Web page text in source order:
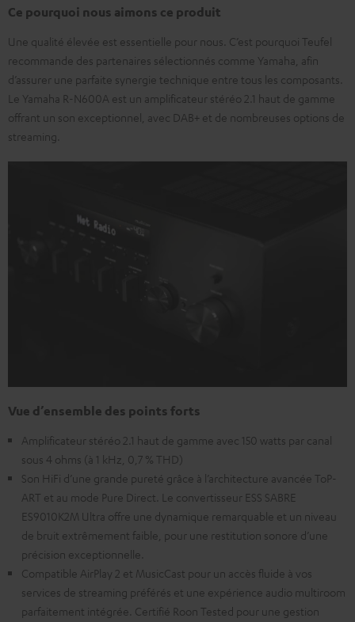
Ce pourquoi nous aimons ce produit
Une qualité élevée est essentielle pour nous. C’est pourquoi Teufel
recommande des partenaires sélectionnés comme Yamaha, afin
d’assurer une parfaite synergie technique entre tous les composants.
Le Yamaha R-N600A est un amplificateur stéréo 2.1 haut de gamme
offrant un son exceptionnel, avec DAB+ et de nombreuses options de
streaming.
Vue d’ensemble des points forts
Amplificateur stéréo 2.1 haut de gamme avec 150 watts par canal
sous 4 ohms (à 1 kHz, 0,7 % THD)
Son HiFi d’une grande pureté grâce à l’architecture avancée ToP-
ART et au mode Pure Direct. Le convertisseur ESS SABRE
ES9010K2M Ultra offre une dynamique remarquable et un niveau
de bruit extrêmement faible, pour une restitution sonore d’une
précision exceptionnelle.
Compatible AirPlay 2 et MusicCast pour un accès fluide à vos
services de streaming préférés et une expérience audio multiroom
parfaitement intégrée. Certifié Roon Tested pour une gestion